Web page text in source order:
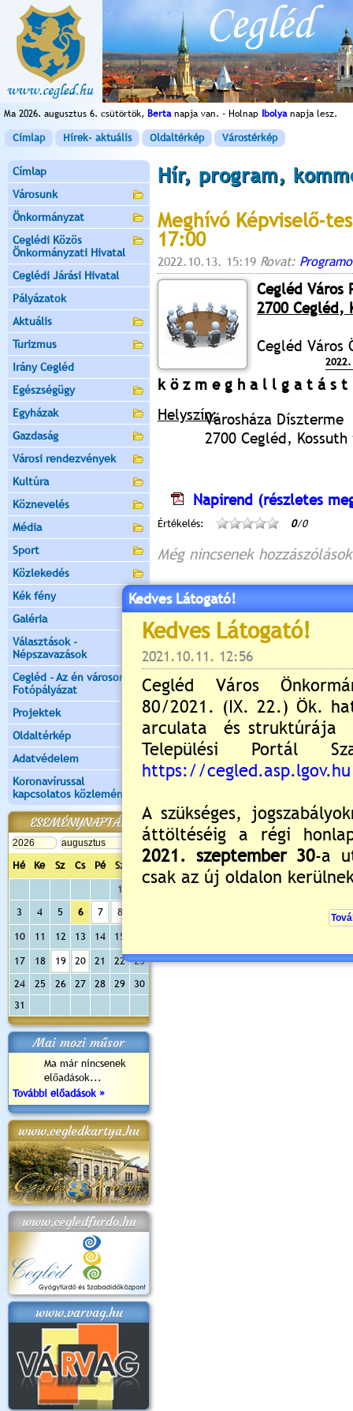
Ma 2026. augusztus 6. csütörtök, Bertanapja van. - Holnap Ibolyanapja lesz.
Címlap Hírek- aktuális Oldaltérkép Várostérkép
Címlap
Városunk
Önkormányzat
Ceglédi Közös
Önkormányzati Hivatal
Ceglédi Járási Hivatal
Pályázatok
Aktuális
Turizmus
Irány Cegléd
Egészségügy
Egyházak
Gazdaság
Városi rendezvények
Kultúra
Köznevelés
Média
Sport
Közlekedés
Kék fény
Galéria
Választások -
Népszavazások
Cegléd - Az én városom -
Fotópályázat
Projektek
Oldaltérkép
Adatvédelem
Koronavírussal
kapcsolatos közlemények
ESEMÉNYNAPTÁR
Hé Ke Sz Cs Pé Sz
Va
1
3
4 5 6 7 8
10 11 12 13 14 15
17 18 19 20 21 22
23
24
25 26 27 28 29
30
31
Mai mozi műsor
Ma már nincsenek
előadások...
További előadások »
www.cegledkartya.hu
www.cegledfurdo.hu
www.varvag.hu
Hír, program,
Meghívó Képviselő-
17:00
2022.10.13. 15:19 Rovat:
Cegléd Város
2700 Cegléd,
Cegléd Város
k ö z m e g h a l l g a t á s
Helyszín:Városháza Díszterme
2700 Cegléd,
Napirend (részletes
Értékelés: 0/0
Még nincsenek hozzászólások
Új hozzászólás:
Kérjük jelentkezzen be,
Kedves Látogató!